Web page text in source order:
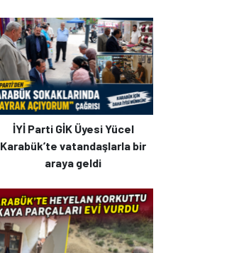
İYİ Parti GİK Üyesi Yücel
Karabük’te vatandaşlarla bir
araya geldi